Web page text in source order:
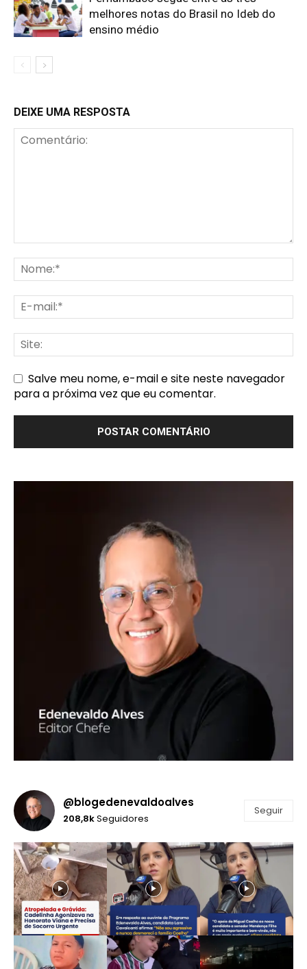
melhores notas do Brasil no Ideb do
ensino médio
DEIXE UMA RESPOSTA
Salve meu nome, e-mail e site neste navegador
para a próxima vez que eu comentar.
@blogedenevaldoalves
208,8kSeguidores
Seguir